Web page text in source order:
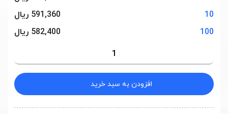
10
591,360 ریال
100
582,400 ریال
افزودن به سبد خرید